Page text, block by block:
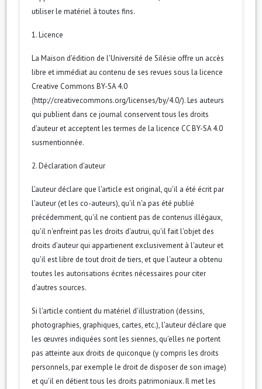
utiliser le matériel à toutes fins.
1. Licence
La Maison d'édition de l'Université de Silésie offre un accès
libre et immédiat au contenu de ses revues sous la licence
Creative Commons BY-SA 4.0
(http://creativecommons.org/licenses/by/4.0/). Les auteurs
qui publient dans ce journal conservent tous les droits
d'auteur et acceptent les termes de la licence CC BY-SA 4.0
susmentionnée.
2. Déclaration d'auteur
L'auteur déclare que l'article est original, qu'il a été écrit par
l'auteur (et les co-auteurs), qu'il n'a pas été publié
précédemment, qu'il ne contient pas de contenus illégaux,
qu'il n'enfreint pas les droits d'autrui, qu'il fait l'objet des
droits d’auteur qui appartienent exclusivement à l'auteur et
qu'il est libre de tout droit de tiers, et que l'auteur a obtenu
toutes les autorisations écrites nécessaires pour citer
d'autres sources.
Si l'article contient du matériel d'illustration (dessins,
photographies, graphiques, cartes, etc.), l'auteur déclare que
les œuvres indiquées sont les siennes, qu'elles ne portent
pas atteinte aux droits de quiconque (y compris les droits
personnels, par exemple le droit de disposer de son image)
et qu'il en détient tous les droits patrimoniaux. Il met les